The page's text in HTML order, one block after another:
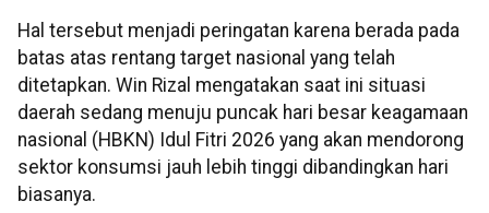
Hal tersebut menjadi peringatan karena berada pada
batas atas rentang target nasional yang telah
ditetapkan. Win Rizal mengatakan saat ini situasi
daerah sedang menuju puncak hari besar keagamaan
nasional (HBKN) Idul Fitri 2026 yang akan mendorong
sektor konsumsi jauh lebih tinggi dibandingkan hari
biasanya.